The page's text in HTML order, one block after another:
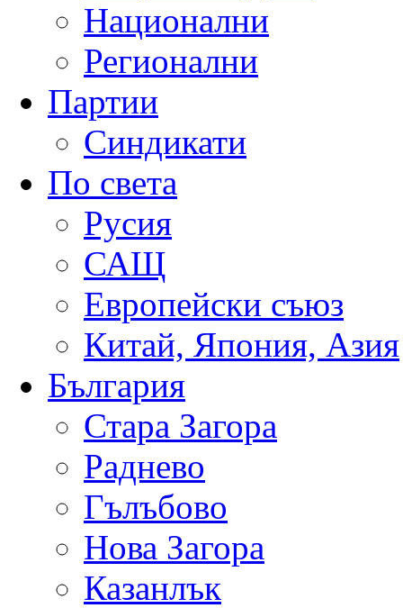
Национални
Регионални
Партии
Синдикати
По света
Русия
САЩ
Европейски съюз
Китай, Япония, Азия
България
Стара Загора
Раднево
Гълъбово
Нова Загора
Казанлък